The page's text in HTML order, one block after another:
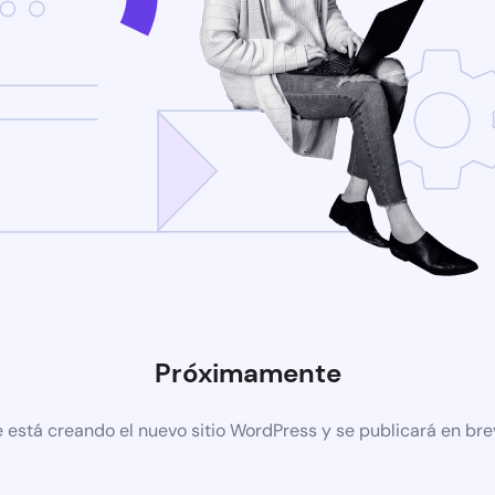
Próximamente
está creando el nuevo sitio WordPress y se publicará en